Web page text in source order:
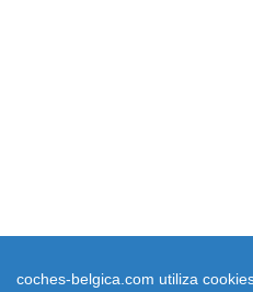
coches-belgica.com utiliza